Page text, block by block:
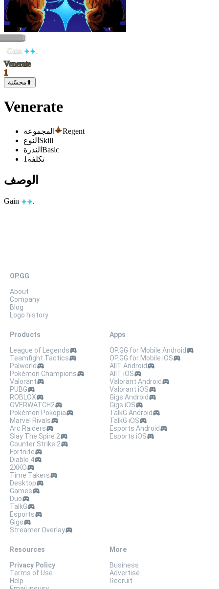
Gain
.
Venerate
1
محسّنة ⬆
Venerate
المجموعة
Regent
النوع Skill
الندرة Basic
تكلفة 1
الوصف
Gain .
OP.GG
About
Company
Blog
Logo history
Products
League of Legends
Teamfight Tactics
Palworld
Pokémon Champions
Valorant
PUBG
ROBLOX
OVERWATCH2
Pokémon Pokopia
Marvel Rivals
Arc Raiders
Slay The Spire 2
Counter Strike 2
Fortnite
Diablo 4
2XKO
Time Takers
Desktop
Games
Duo
TalkG
Esports
Gigs
Streamer Overlay
Apps
OP.GG for Mobile Android
OP.GG for Mobile iOS
AllT Android
AllT iOS
Valorant Android
Valorant iOS
Gigs Android
Gigs iOS
TalkG Android
TalkG iOS
Esports Android
Esports iOS
Resources
Privacy Policy
Terms of Use
Help
More
Business
Advertise
Recruit